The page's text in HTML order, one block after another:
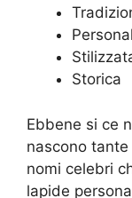
Storica
Ebbene si ce
nascono
nomi celebri
lapide